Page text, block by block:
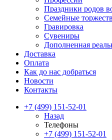
Праздники родов
Семейные
Гравировка
Сувениры
Дополненная
Доставка
Оплата
Как до нас добраться
Новости
Контакты
+7 (499) 151-52-01
Назад
Телефоны
+7 (499) 151-52-01